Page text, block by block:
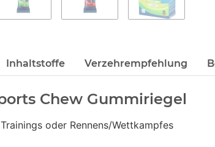
Inhaltstoffe Verzehrempfehlung
Chew Gummiriegel
oder Rennens/Wettkampfes